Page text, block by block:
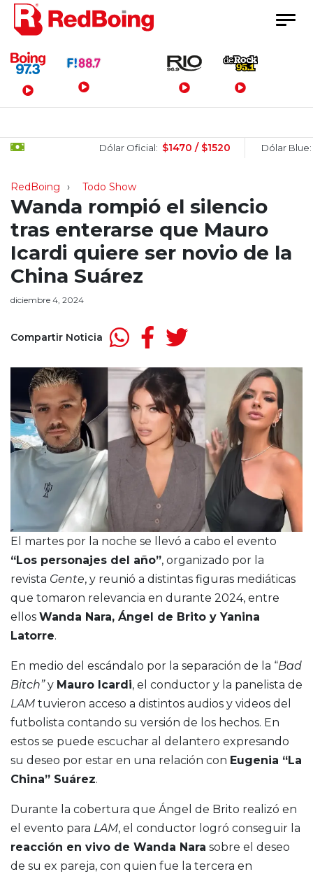
Menú Principal
Dólar Oficial: $1470 / $1520 Dólar Blue:
RedBoing Todo Show
Wanda rompió el silencio
tras enterarse que Mauro
Icardi quiere ser novio de la
China Suárez
diciembre 4, 2024
Compartir Noticia
El martes por la noche se llevó a cabo el evento
“Los personajes del año”, organizado por la
revista Gente, y reunió a distintas figuras mediáticas
que tomaron relevancia en durante 2024, entre
ellos Wanda Nara, Ángel de Brito y Yanina
Latorre.
En medio del escándalo por la separación de la “Bad
Bitch”y Mauro Icardi, el conductor y la panelista de
LAM tuvieron acceso a distintos audios y videos del
futbolista contando su versión de los hechos. En
estos se puede escuchar al delantero expresando
su deseo por estar en una relación con Eugenia “La
China” Suárez.
Durante la cobertura que Ángel de Brito realizó en
el evento para LAM, el conductor logró conseguir la
reacción en vivo de Wanda Nara sobre el deseo
de su ex pareja, con quien fue la tercera en